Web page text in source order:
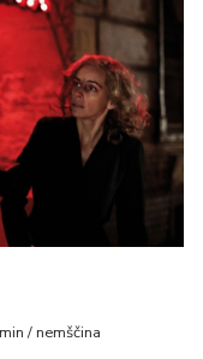
/ nemščina